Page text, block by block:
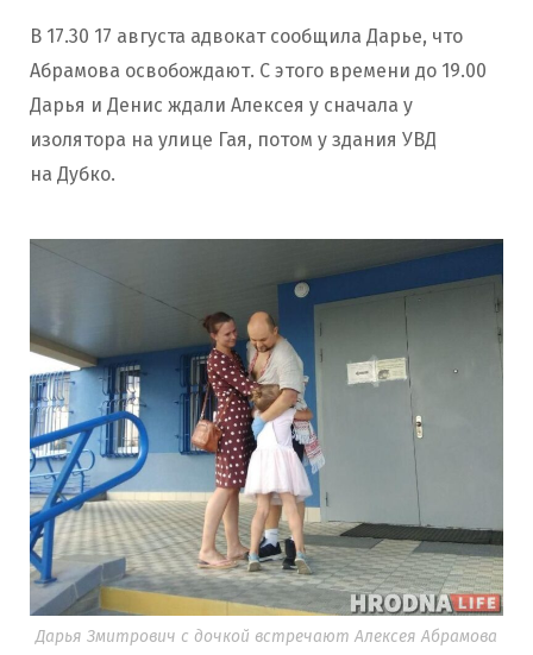
В 17.30 17 августа адвокат сообщила Дарье, что
Абрамова освобождают. С этого времени до 19.00
Дарья и Денис ждали Алексея у сначала у
изолятора на улице Гая, потом у здания УВД
на Дубко.
Дарья Змитрович с дочкой встречают Алексея Абрамова